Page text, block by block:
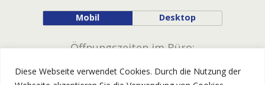
Diese Webseite verwendet Cookies. Durch die Nutzung der
Mobil Desktop
Öffnungszeiten im Büro:
Montag - Donnerstag